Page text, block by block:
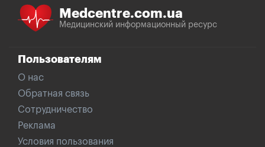
Medcentre.com.ua
Медицинский информационный ресурс
Пользователям
О нас
Обратная связь
Сотрудничество
Реклама
Условия пользования